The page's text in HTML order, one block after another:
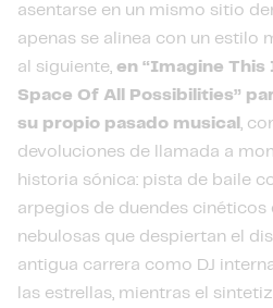
asentarse en un mismo sitio
apenas se alinea con un estilo
al siguiente, en “Imagine This
Space Of All Possibilities”
su propio pasado musical ,
devoluciones de llamada a
historia sónica: pista de baile
arpegios de duendes cinéticos
nebulosas que despiertan el
antigua carrera como DJ
las estrellas, mientras el